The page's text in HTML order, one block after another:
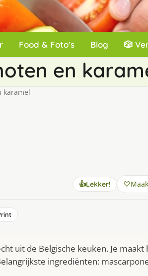
Food & Foto’s Blog 🎲
en
karamel
👍Lekker!
uit de Belgische keuken. Je maakt
ingrediënten: